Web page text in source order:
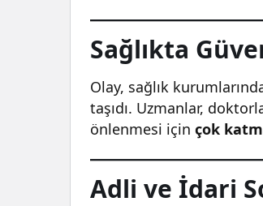
Sağlıkta
Olay, sağlık
taşıdı. Uzmanlar,
önlenmesi içinçok
Adli ve İdari